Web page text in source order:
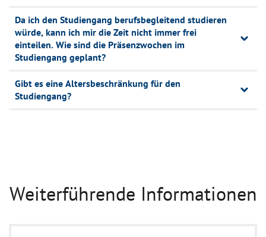
Da ich den Studiengang berufsbegleitend studieren
würde, kann ich mir die Zeit nicht immer frei
einteilen. Wie sind die Präsenzwochen im
Studiengang geplant?
Gibt es eine Altersbeschränkung für den
Studiengang?
Weiterführende Informationen